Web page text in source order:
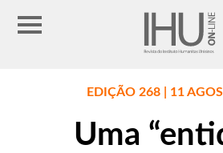
EDIÇÃO 268 | 11
Uma